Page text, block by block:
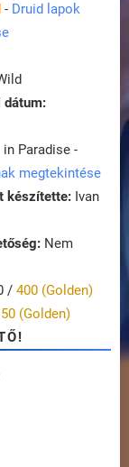
- Druid lapok
dátum:
in Paradise -
megtekintése
készítette: Ivan
Nem
/ 400 (Golden)
50 (Golden)